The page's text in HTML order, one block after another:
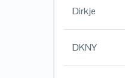
Dirkje
DKNY